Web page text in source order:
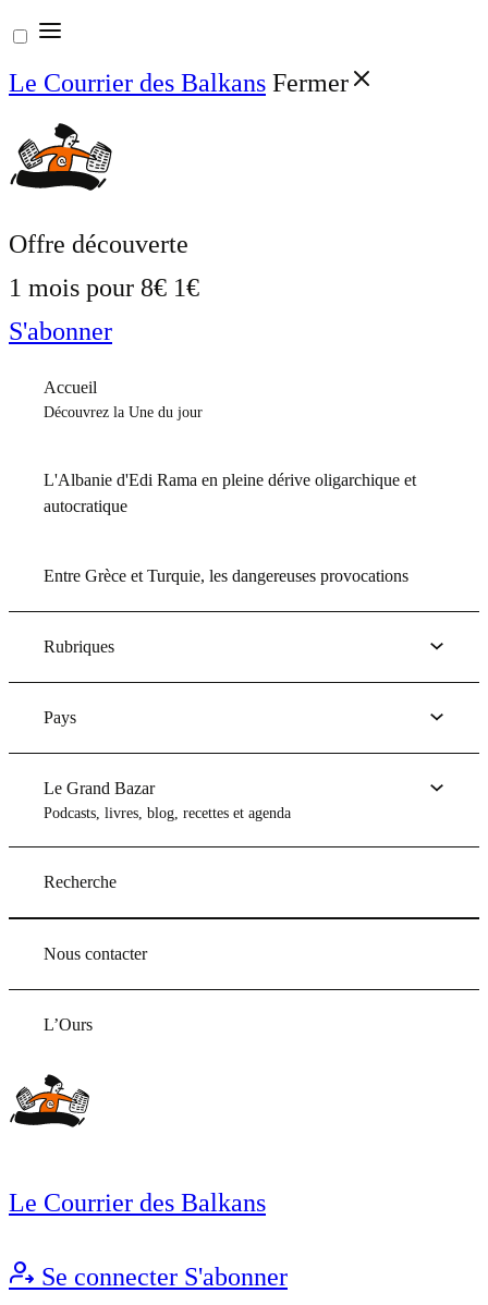
Aller
au
contenu
Le Courrier des Balkans Fermer
Offre découverte
1 mois pour 8€ 1€
S'abonner
Accueil
Découvrez la Une du jour
L'Albanie d'Edi Rama en pleine dérive oligarchique et
autocratique
Entre Grèce et Turquie, les dangereuses provocations
Rubriques
Pays
Le Grand Bazar
Podcasts, livres, blog, recettes et agenda
Recherche
Nous contacter
L’Ours
Le Courrier des Balkans
Se connecter S'abonner